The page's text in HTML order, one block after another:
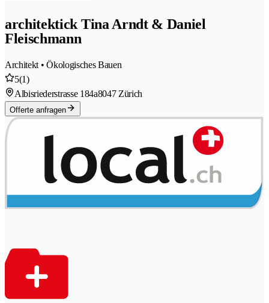
architektick Tina Arndt & Daniel
Fleischmann
Architekt • Ökologisches Bauen
5(1)
Albisriederstrasse 184a8047 Zürich
Offerte anfragen